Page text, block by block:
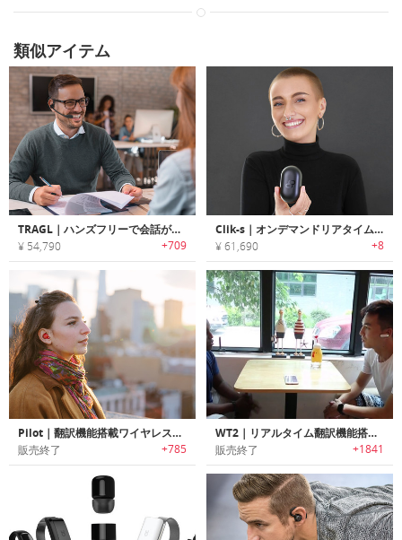
類似アイテム
TRAGL｜ハンズフリーで会話が楽しめる双方向リアルタイム翻訳デバイス「トラグル」
¥ 54,790 +709
Clik-s｜オンデマンドリアタイム翻訳機能搭載ワイヤレスイヤホン「クリックエス」
¥ 61,690 +8
Pilot｜翻訳機能搭載ワイヤレスイヤホン「パイロット」
販売終了 +785
WT2｜リアルタイム翻訳機能搭載イヤホン型トランスレーター「WT2」
販売終了 +1841